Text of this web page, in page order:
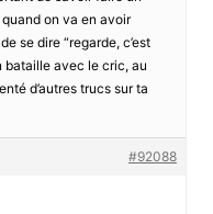
on va en avoir
se dire “regarde, c’est
bataille avec le cric, au
d’autres trucs sur ta
#92088